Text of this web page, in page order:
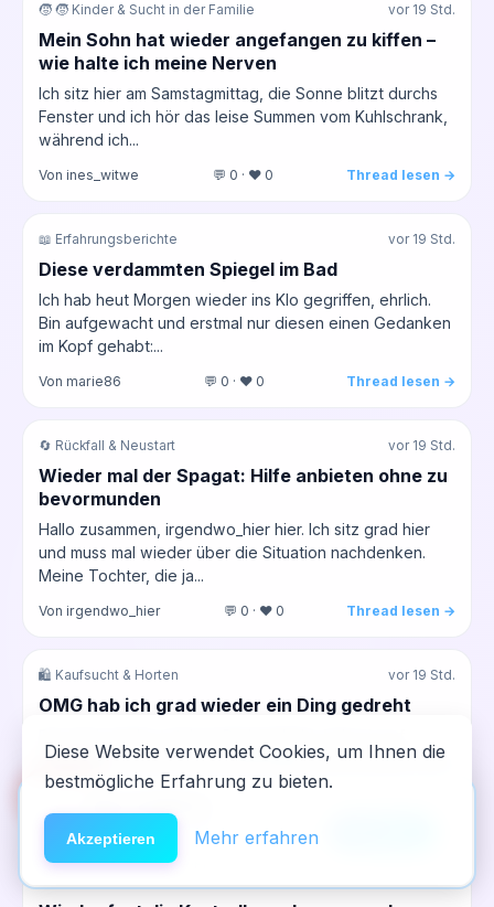
🧒 🧒 Kinder & Sucht in der Familie vor 19 Std.
Mein Sohn hat wieder angefangen zu kiffen –
wie halte ich meine Nerven
Ich sitz hier am Samstagmittag, die Sonne blitzt durchs
Fenster und ich hör das leise Summen vom Kuhlschrank,
während ich...
Von ines_witwe 💬 0 · ❤️ 0 Thread lesen →
📖 Erfahrungsberichte vor 19 Std.
Diese verdammten Spiegel im Bad
Ich hab heut Morgen wieder ins Klo gegriffen, ehrlich.
Bin aufgewacht und erstmal nur diesen einen Gedanken
im Kopf gehabt:...
Von marie86 💬 0 · ❤️ 0 Thread lesen →
🔄 Rückfall & Neustart vor 19 Std.
Wieder mal der Spagat: Hilfe anbieten ohne zu
bevormunden
Hallo zusammen, irgendwo_hier hier. Ich sitz grad hier
und muss mal wieder über die Situation nachdenken.
Meine Tochter, die ja...
Von irgendwo_hier 💬 0 · ❤️ 0 Thread lesen →
🛍️ Kaufsucht & Horten vor 19 Std.
OMG hab ich grad wieder ein Ding gedreht
irgendeiner Seite total überflüssigen Kram bestellt, weil
mir langweilig war...
Von anni_herzchaos
🆘Hilfe
NeelixberliN auf dem Homescreen —
wie eine echte App.
Diese Website verwendet Cookies, um Ihnen die
bestmögliche Erfahrung zu bieten.
Akzeptieren Mehr erfahren